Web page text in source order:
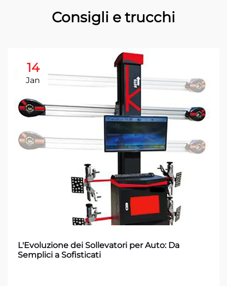
Consigli e trucchi
14
Jan
L'Evoluzione dei Sollevatori per Auto: Da
Semplici a Sofisticati